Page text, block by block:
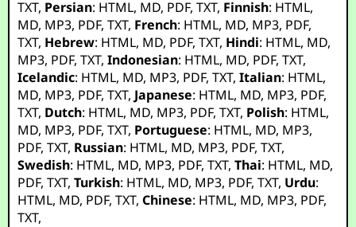
TXT, Persian: HTML, MD, PDF,TXT, Finnish: HTML,
MD, MP3, PDF,TXT, French: HTML, MD, MP3, PDF,
TXT, Hebrew: HTML, MD, PDF,TXT, Hindi: HTML, MD,
MP3, PDF,TXT,Indonesian: HTML, MD, PDF,TXT,
Icelandic: HTML, MD, MP3, PDF,TXT,Italian: HTML,
MD, MP3, PDF,TXT, Japanese: HTML, MD, MP3, PDF,
TXT, Dutch: HTML, MD, MP3, PDF,TXT, Polish: HTML,
MD, MP3, PDF,TXT, Portuguese: HTML, MD, MP3,
PDF,TXT, Russian: HTML, MD, MP3, PDF,TXT,
Swedish: HTML, MD, MP3, PDF,TXT,Thai: HTML, MD,
PDF,TXT,Turkish: HTML, MD, MP3, PDF,TXT, Urdu:
HTML, MD, PDF,TXT,Chinese: HTML, MD, MP3, PDF,
TXT,